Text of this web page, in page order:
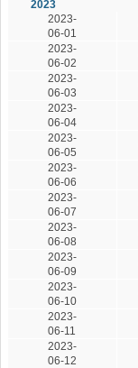
2023
2023-
06-01
2023-
06-02
2023-
06-03
2023-
06-04
2023-
06-05
2023-
06-06
2023-
06-07
2023-
06-08
2023-
06-09
2023-
06-10
2023-
06-11
2023-
06-12